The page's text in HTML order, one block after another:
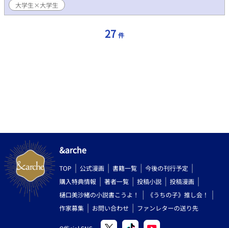
大学生×大学生
27 件
&arche
TOP 公式漫画 書籍一覧
今後の刊行予定
購入特典情報
著者一覧 投稿小説
投稿漫画
樋口美沙緒の小説書こうよ！
《うちの子》推し会！
作家募集
お問い合わせ ファンレターの送り先